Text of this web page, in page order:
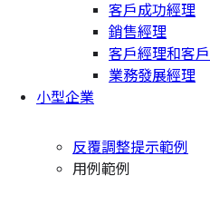
客戶成功經理
銷售經理
客戶經理和客
業務發展經理
小型企業
反覆調整提示範例
用例範例